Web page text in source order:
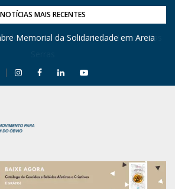
NOTÍCIAS MAIS RECENTES
Memorial da Solidariedade em Areia